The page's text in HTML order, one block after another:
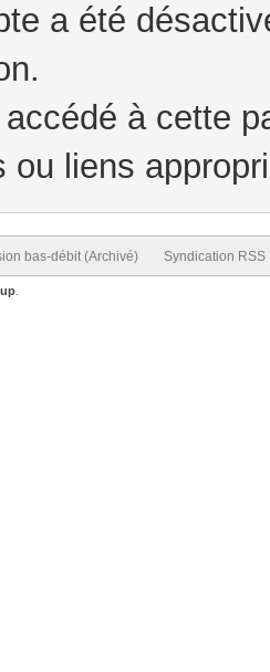
a été
à cette
ou liens
bas-débit (Archivé) Syndication RSS